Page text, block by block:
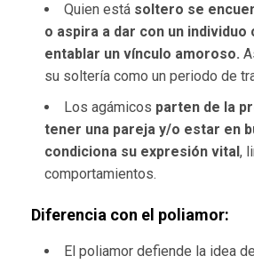
Quien está soltero se
o aspira a dar con un individuo
entablar un vínculo amoroso.
su soltería como un periodo de
Los agámicos parten de la
tener una pareja y/o estar en
condiciona su expresión vital ,
comportamientos.
Diferencia con el poliamor:
El poliamor defiende la idea